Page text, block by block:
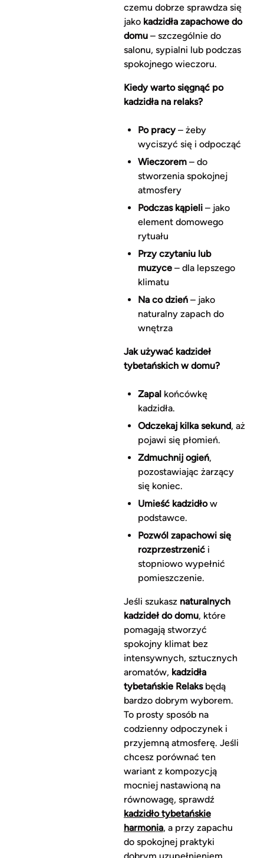
czemu dobrze sprawdza się
jako kadzidła zapachowe do
domu– szczególnie do
salonu, sypialni lub podczas
spokojnego wieczoru.
Kiedy warto sięgnąć po
kadzidła na relaks?
Po pracy– żeby
wyciszyć się i odpocząć
Wieczorem– do
stworzenia spokojnej
atmosfery
Podczas kąpieli– jako
element domowego
rytuału
Przy czytaniu lub
muzyce– dla lepszego
klimatu
Na co dzień– jako
naturalny zapach do
wnętrza
Jak używać kadzideł
tybetańskich w domu?
Zapal końcówkę
kadzidła.
Odczekaj kilka sekund, aż
pojawi się płomień.
Zdmuchnij ogień,
pozostawiając żarzący
się koniec.
Umieść kadzidłow
podstawce.
Pozwól zapachowi się
rozprzestrzenići
stopniowo wypełnić
pomieszczenie.
Jeśli szukasz naturalnych
kadzideł do domu, które
pomagają stworzyć
spokojny klimat bez
intensywnych, sztucznych
aromatów, kadzidła
tybetańskie Relaksbędą
bardzo dobrym wyborem.
To prosty sposób na
codzienny odpoczynek i
przyjemną atmosferę. Jeśli
chcesz porównać ten
wariant z kompozycją
mocniej nastawioną na
równowagę, sprawdź
kadzidło tybetańskie
harmonia, a przy zapachu
do spokojnej praktyki